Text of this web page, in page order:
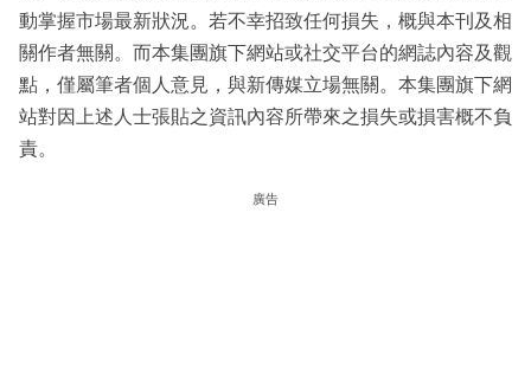
動掌握市場最新狀況。若不幸招致任何損失，概與本刊及相
關作者無關。而本集團旗下網站或社交平台的網誌內容及觀
點，僅屬筆者個人意見，與新傳媒立場無關。本集團旗下網
站對因上述人士張貼之資訊內容所帶來之損失或損害概不負
責。
廣告